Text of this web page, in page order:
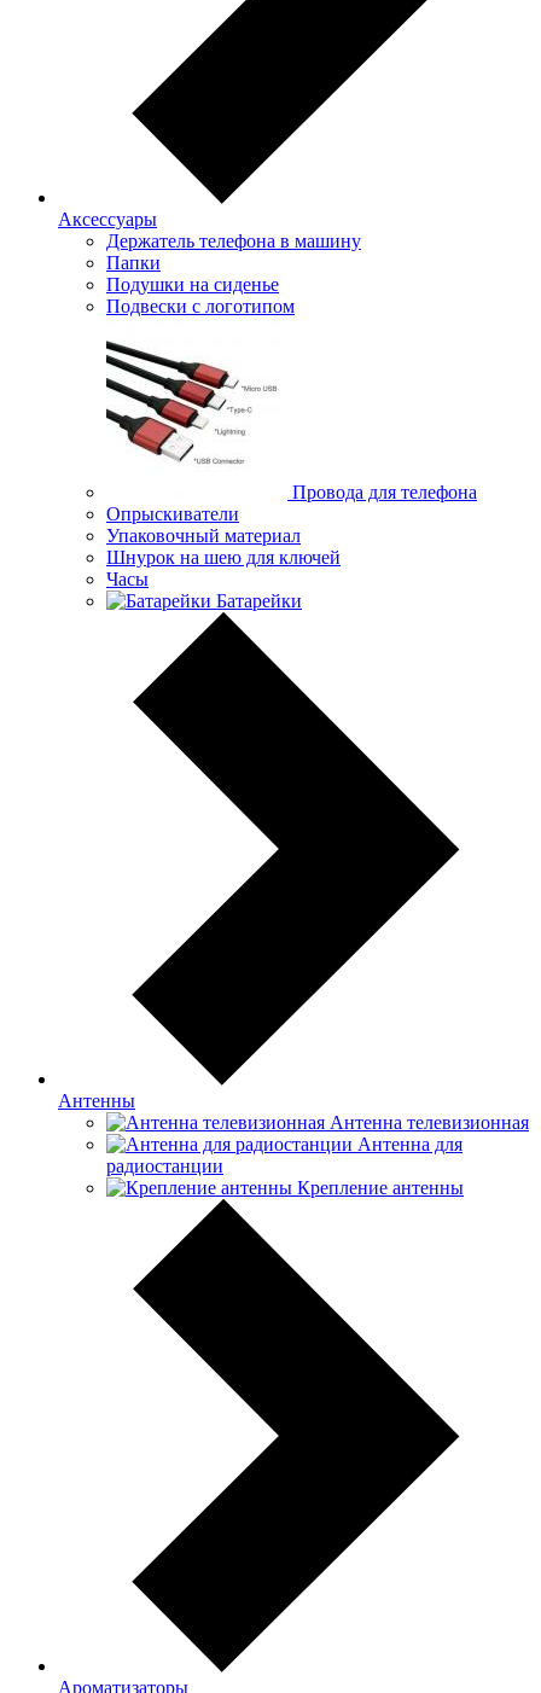
Аксессуары
Держатель телефона в машину
Папки
Подушки на сиденье
Подвески с логотипом
Провода для телефона
Опрыскиватели
Упаковочный материал
Шнурок на шею для ключей
Часы
Батарейки
Антенны
Антенна телевизионная
Антенна для
радиостанции
Крепление антенны
Ароматизаторы